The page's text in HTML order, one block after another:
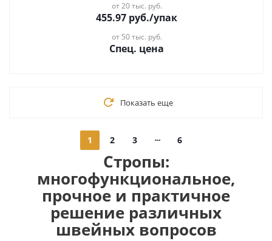
от 20 тыс. руб.
455.97 руб./упак
от 50 тыс. руб.
Спец. цена
Показать еще
1 2 3 6
Стропы:
многофункциональное,
прочное и практичное
решение различных
швейных вопросов